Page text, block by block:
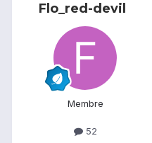
Flo_red-devil
Membre
52